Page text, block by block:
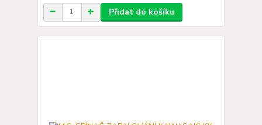
Přidat do košíku